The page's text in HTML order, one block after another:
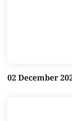
02 December